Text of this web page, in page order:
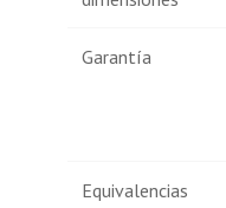
Garantía
Equivalencias